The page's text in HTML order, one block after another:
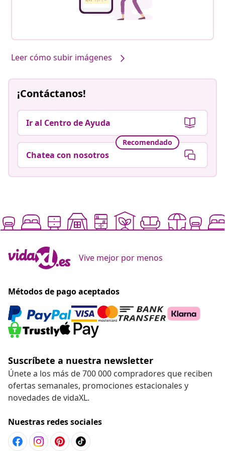
Leer cómo subir imágenes
¡Contáctanos!
Ir al Centro de Ayuda
Recomendado
Chatea con nosotros
Vive mejor por menos
Métodos de pago aceptados
Suscríbete a nuestra newsletter
Únete a los más de 700 000 compradores que reciben
ofertas semanales, promociones estacionales y
novedades de vidaXL.
Nuestras redes sociales